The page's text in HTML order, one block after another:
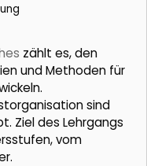
zählt es, den
und Methoden für
sind
Ziel des Lehrgangs
vom